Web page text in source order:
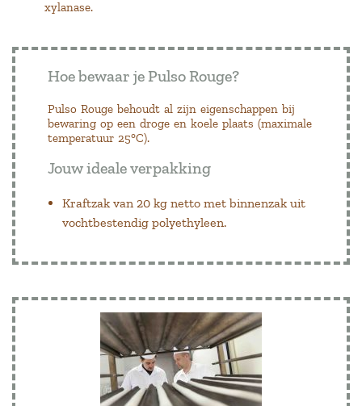
xylanase.
Hoe bewaar je Pulso Rouge?
Pulso Rouge behoudt al zijn eigenschappen bij
bewaring op een droge en koele plaats (maximale
temperatuur 25°C).
Jouw ideale verpakking
Kraftzak van 20 kg netto met binnenzak uit
vochtbestendig polyethyleen.